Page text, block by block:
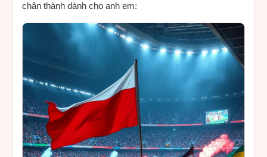
chân thành dành cho anh em: